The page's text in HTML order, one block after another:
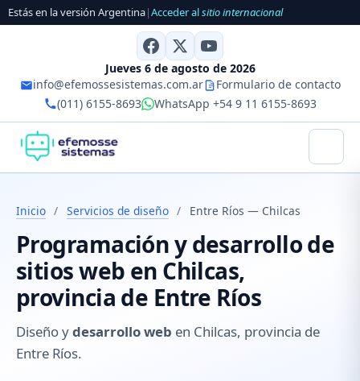
Estás en la versión Argentina|Acceder alsitio internacional
Jueves 6 de agosto de 2026
info@efemossesistemas.com.ar
Formulario de contacto
(011) 6155-8693
WhatsApp +54 9 11 6155-8693
Inicio / Servicios de diseño / Entre Ríos — Chilcas
Programación y desarrollo de
sitios web en Chilcas,
provincia de Entre Ríos
Diseño ydesarrollo web en Chilcas, provincia de
Entre Ríos.